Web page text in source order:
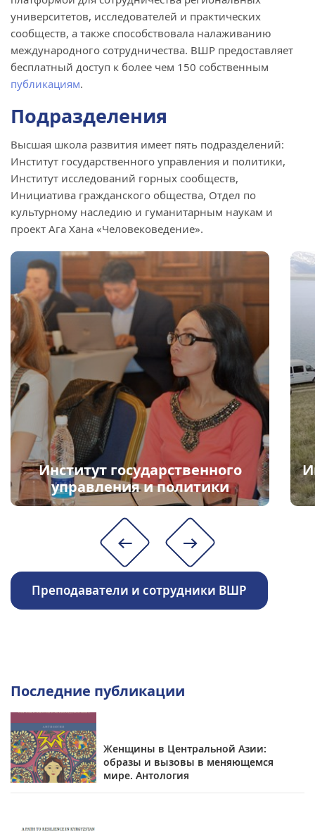
университетов, исследователей и практических
сообществ, а также способствовала налаживанию
международного сотрудничества. ВШР предоставляет
бесплатный доступ к более чем 150 собственным
публикациям.
Подразделения
Высшая школа развития имеет пять подразделений:
Институт государственного управления и политики,
Институт исследований горных сообществ,
Инициатива гражданского общества, Отдел по
культурному наследию и гуманитарным наукам и
проект Ага Хана «Человековедение».
Институт государственного
управления и политики
Преподаватели и сотрудники ВШР
Последние публикации
Женщины в Центральной Азии:
образы и вызовы в меняющемся
мире. Антология